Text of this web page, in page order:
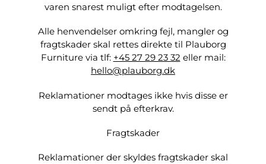
varen snarest muligt efter modtagelsen.
Alle henvendelser omkring fejl, mangler og
fragtskader skal rettes direkte til Plauborg
Furniture via tlf: +45 27 29 23 32 eller mail:
hello@plauborg.dk
Reklamationer modtages ikke hvis disse er
sendt på efterkrav.
Fragtskader
Reklamationer der skyldes fragtskader skal